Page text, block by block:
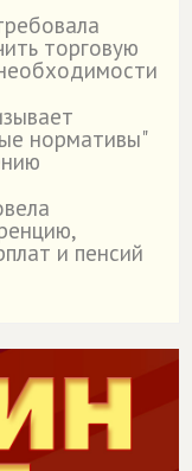
торговую
нормативы"
и пенсий